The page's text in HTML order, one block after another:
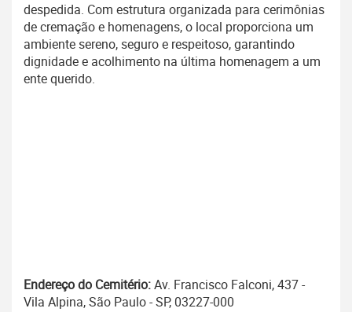
despedida. Com estrutura organizada para cerimônias
de cremação e homenagens, o local proporciona um
ambiente sereno, seguro e respeitoso, garantindo
dignidade e acolhimento na última homenagem a um
ente querido.
Endereço do Cemitério:Av. Francisco Falconi, 437 -
Vila Alpina, São Paulo - SP, 03227-000